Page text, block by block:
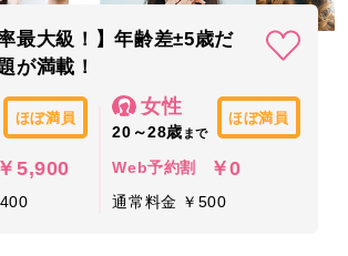
最大級！】年齢差±5歳だ
が満載！
ほぼ満員
￥5,900
女性
20～28歳 まで
ほぼ満員
Web予約割 ￥0
通常料金 ￥500